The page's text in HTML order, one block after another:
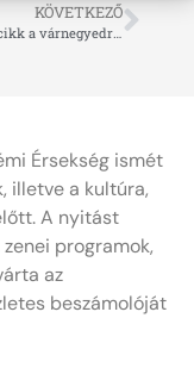
KÖVETKEZŐ
ArchDaily cikk a várnegyedről
Érsekség ismét
illetve a kultúra,
A nyitást
programok,
az
beszámolóját